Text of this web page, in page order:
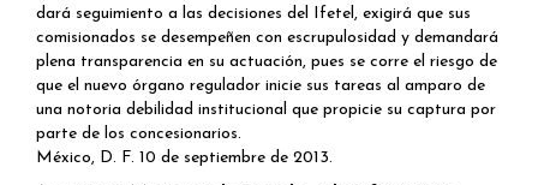
dará seguimiento a las decisiones del Ifetel, exigirá que sus
comisionados se desempeñen con escrupulosidad y demandará
plena transparencia en su actuación, pues se corre el riesgo de
que el nuevo órgano regulador inicie sus tareas al amparo de
una notoria debilidad institucional que propicie su captura por
parte de los concesionarios.
México, D. F. 10 de septiembre de 2013.